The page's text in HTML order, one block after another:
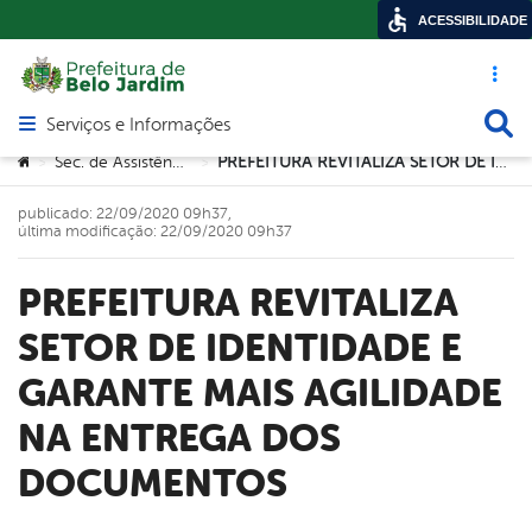
Acesso
Abrir menu principal de navegação
Serviços e Informações
Você está aqui:
> Sec. de Assistência Social > PREFEITURA REVITALIZA SETOR DE IDENTIDADE E GARANTE MAIS AGILIDADE NA ENTREGA DOS DOCUMENTOS
PREFEITURA REVITALIZA
SETOR DE IDENTIDADE E
GARANTE MAIS AGILIDADE
NA ENTREGA DOS
DOCUMENTOS
publicado: 22/09/2020 09h37,
última modificação: 22/09/2020 09h37
ACESSIBILIDADE